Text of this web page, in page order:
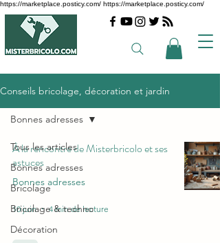
https://marketplace.posticy.com/ https://marketplace.posticy.com/
Conseils bricolage, décoration et jardin
Tous les articles
Bonnes adresses
Bricolage
Bricolage & techno
Décoration
Bonnes adresses
À la rencontre de Misterbricolo et ses
astuces
Bonnes adresses
10 juin 4 min de lecture